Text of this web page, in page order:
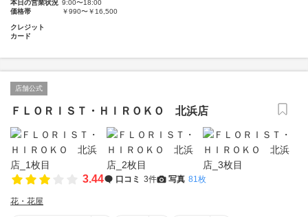
本日の営業状況 9:00〜18:00
価格帯
￥990〜￥16,500
クレジット
カード
店舗公式
ＦＬＯＲＩＳＴ・ＨＩＲＯＫＯ 北浜店
3.44 口コミ 3件 写真 81枚
花・花屋